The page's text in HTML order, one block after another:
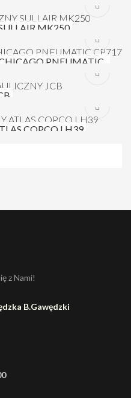
MK250
PNEUMATIC
COPCO LH39
z Nami!
B.Gawędzki